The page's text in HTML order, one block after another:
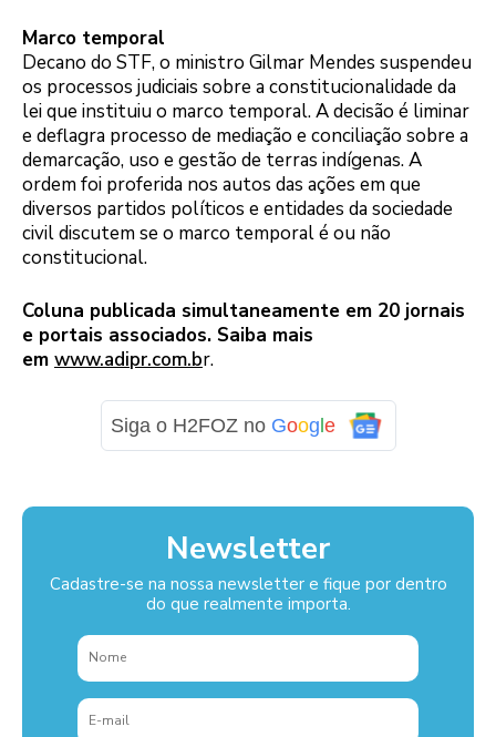
Marco temporal
Decano do STF, o ministro Gilmar Mendes suspendeu
os processos judiciais sobre a constitucionalidade da
lei que instituiu o marco temporal. A decisão é liminar
e deflagra processo de mediação e conciliação sobre a
demarcação, uso e gestão de terras indígenas. A
ordem foi proferida nos autos das ações em que
diversos partidos políticos e entidades da sociedade
civil discutem se o marco temporal é ou não
constitucional.
Coluna publicada simultaneamente em 20 jornais
e portais associados. Saiba mais
em www.adipr.com.br.
Siga o H2FOZ no Goog e
Newsletter
Cadastre-se na nossa newsletter e fique por dentro
do que realmente importa.